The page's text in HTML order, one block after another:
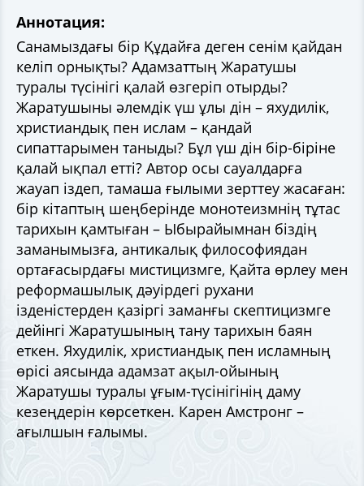
Аннотация:
Санамыздағы бір Құдайға деген сенім қайдан
келіп орнықты? Адамзаттың Жаратушы
туралы түсінігі қалай өзгеріп отырды?
Жаратушыны әлемдік үш ұлы дін – яхудилік,
христиандық пен ислам – қандай
сипаттарымен таныды? Бұл үш дін бір-біріне
қалай ықпал етті? Автор осы сауалдарға
жауап іздеп, тамаша ғылыми зерттеу жасаған:
бір кітаптың шеңберінде монотеизмнің тұтас
тарихын қамтыған – Ыбырайымнан біздің
заманымызға, антикалық философиядан
ортағасырдағы мистицизмге, Қайта өрлеу мен
реформашылық дәуірдегі рухани
ізденістерден қазіргі заманғы скептицизмге
дейінгі Жаратушының тану тарихын баян
еткен. Яхудилік, христиандық пен исламның
өрісі аясында адамзат ақыл-ойының
Жаратушы туралы ұғым-түсінігінің даму
кезеңдерін көрсеткен. Карен Амстронг –
ағылшын ғалымы.